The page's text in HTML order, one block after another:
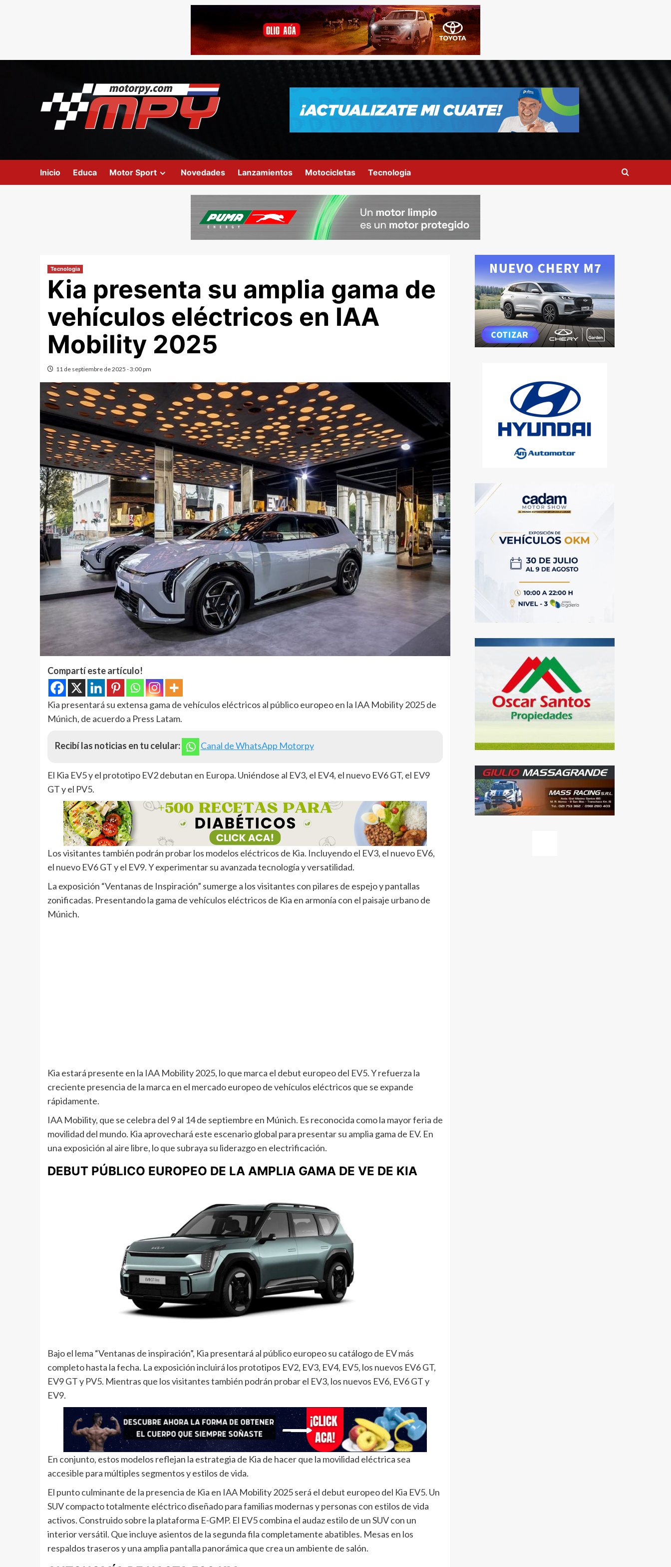
Inicio Educa Motor Sport Novedades Lanzamientos Motocicletas Tecnologia
Tecnologia
Kia presenta su amplia gama de
vehículos eléctricos en IAA
Mobility 2025
11 de septiembre de 2025 - 3:00 pm
Compartí este artículo!
Kia presentará su extensa gama de vehículos eléctricos al público europeo en la IAA Mobility 2025 de
Múnich, de acuerdo a Press Latam.
Recibí las noticias en tu celular: Canal de WhatsApp Motorpy
El Kia EV5 y el prototipo EV2 debutan en Europa. Uniéndose al EV3, el EV4, el nuevo EV6 GT, el EV9
GT y el PV5.
Los visitantes también podrán probar los modelos eléctricos de Kia. Incluyendo el EV3, el nuevo EV6,
el nuevo EV6 GT y el EV9. Y experimentar su avanzada tecnología y versatilidad.
La exposición “Ventanas de Inspiración” sumerge a los visitantes con pilares de espejo y pantallas
zonificadas. Presentando la gama de vehículos eléctricos de Kia en armonía con el paisaje urbano de
Múnich.
Kia estará presente en la IAA Mobility 2025, lo que marca el debut europeo del EV5. Y refuerza la
creciente presencia de la marca en el mercado europeo de vehículos eléctricos que se expande
rápidamente.
IAA Mobility, que se celebra del 9 al 14 de septiembre en Múnich. Es reconocida como la mayor feria de
movilidad del mundo. Kia aprovechará este escenario global para presentar su amplia gama de EV. En
una exposición al aire libre, lo que subraya su liderazgo en electrificación.
DEBUT PÚBLICO EUROPEO DE LA AMPLIA GAMA DE VE DE KIA
Bajo el lema “Ventanas de inspiración”, Kia presentará al público europeo su catálogo de EV más
completo hasta la fecha. La exposición incluirá los prototipos EV2, EV3, EV4, EV5, los nuevos EV6 GT,
EV9 GT y PV5. Mientras que los visitantes también podrán probar el EV3, los nuevos EV6, EV6 GT y
EV9.
En conjunto, estos modelos reflejan la estrategia de Kia de hacer que la movilidad eléctrica sea
accesible para múltiples segmentos y estilos de vida.
El punto culminante de la presencia de Kia en IAA Mobility 2025 será el debut europeo del Kia EV5. Un
SUV compacto totalmente eléctrico diseñado para familias modernas y personas con estilos de vida
activos. Construido sobre la plataforma E-GMP. El EV5 combina el audaz estilo de un SUV con un
interior versátil. Que incluye asientos de la segunda fila completamente abatibles. Mesas en los
respaldos traseros y una amplia pantalla panorámica que crea un ambiente de salón.